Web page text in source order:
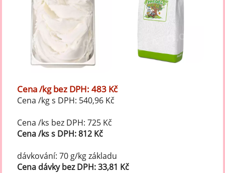
Cena /kg bez DPH: 483 Kč
Cena /kg s DPH: 540,96 Kč
Cena /ks bez DPH: 725 Kč
Cena /ks s DPH: 812 Kč
dávkování: 70 g/kg základu
Cena dávky bez DPH: 33,81 Kč